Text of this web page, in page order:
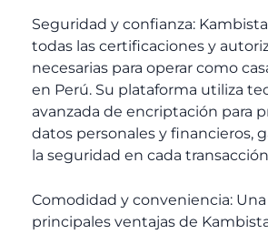
Seguridad y confianza:
todas las certificaciones y
necesarias para operar como
en Perú. Su plataforma utiliza
avanzada de encriptación para
datos personales y financieros,
la seguridad en cada
Comodidad y conveniencia: Una
principales ventajas de